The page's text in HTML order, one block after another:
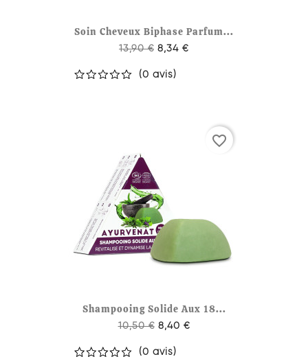
Soin Cheveux Biphase Parfum...
13,90 € 8,34 €
(0 avis)
Shampooing Solide Aux 18...
10,50 € 8,40 €
(0 avis)
favorite_border